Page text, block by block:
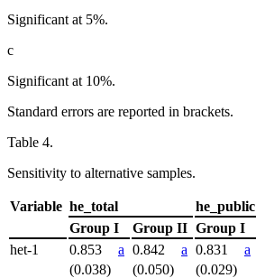
Significant at 5%.
c
Significant at 10%.
Standard errors are reported in brackets.
Table 4.
Sensitivity to alternative samples.
Variable he_total he_public
Group I
Group II Group I
het-1 0.853 a 0.842 a 0.831 a
(0.038)
(0.050) (0.029)